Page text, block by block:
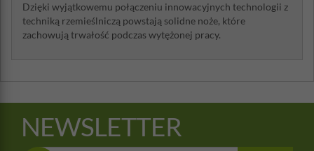
Dzięki wyjątkowemu połączeniu innowacyjnych technologii z
techniką rzemieślniczą powstają solidne noże, które
zachowują trwałość podczas wytężonej pracy.
NEWSLETTER